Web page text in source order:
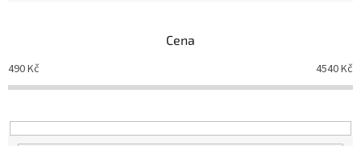
o
d
k
t
Cena
490Kč 4540Kč